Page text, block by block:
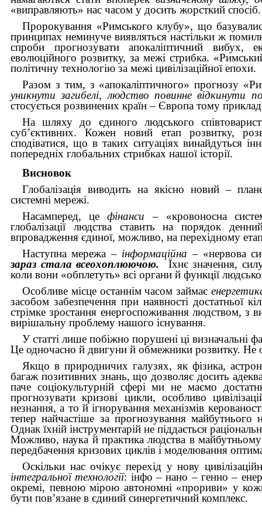
«виправляють» нас часом у досить жорсткий спосіб.
Пророкування «Римського клубу», що
принципах неминуче виявляться настільки ж
спроби прогнозувати апокаліптичний вибух,
еволюційного розвитку, за межі стрибка.
політичну технологію за межі цивілізаційної епохи.
Разом з тим, з «апокаліптичного» прогнозу
уникнути загибелі, людство повинне відкинути
стосується розвинених країн – Європа тому
На шляху до єдиного людського
суб’єктивних. Кожен новий етап розвитку,
сподіватися, що в таких ситуаціях винайдуться
попередніх глобальних стрибках нашої історії.
Висновок
Глобалізація виводить на якісно новий –
системні мережі.
Насамперед, цефінанси – «кровоносна
глобалізації людства ставить на порядок
впровадження єдиної, можливо, на перехідному
Наступна мережа – інформаційна – «нервова
зараз стала всеохоплюючою. Їхнє значення,
коли вони «обплетуть» всі органи й функції
Особливе місце останнім часом займає
засобом забезпечення при наявності достатньої
стрімке зростання енергоспоживання людством, з
вирішальну проблему нашого існування.
У статті лише побіжно порушені ці визначальні
Це одночасно й двигуни й обмежники розвитку. Не
Якщо в природничих галузях, як фізика,
багаж позитивних знань, що дозволяє досить
паче соціокультурній сфері ми не маємо
прогнозувати кризові цикли, особливо
незнання, а то й ігнорування механізмів
тепер найчастіше за прогнозування
Однак їхній інструментарій не піддається
Можливо, наука й практика людства в майбутньому
передбачення кризових циклів і моделювання
Оскільки нас очікує перехід у нову
інтегральної технології: інфо – нано – генно –
окремі, певною мірою автономні «прориви» у
бути пов’язане в єдиний синергетичний комплекс.